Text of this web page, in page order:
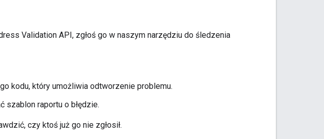
Validation API, zgłoś go w naszym narzędziu do śledzenia
kodu, który umożliwia odtworzenie problemu.
szablon raportu o błędzie.
czy ktoś już go nie zgłosił.